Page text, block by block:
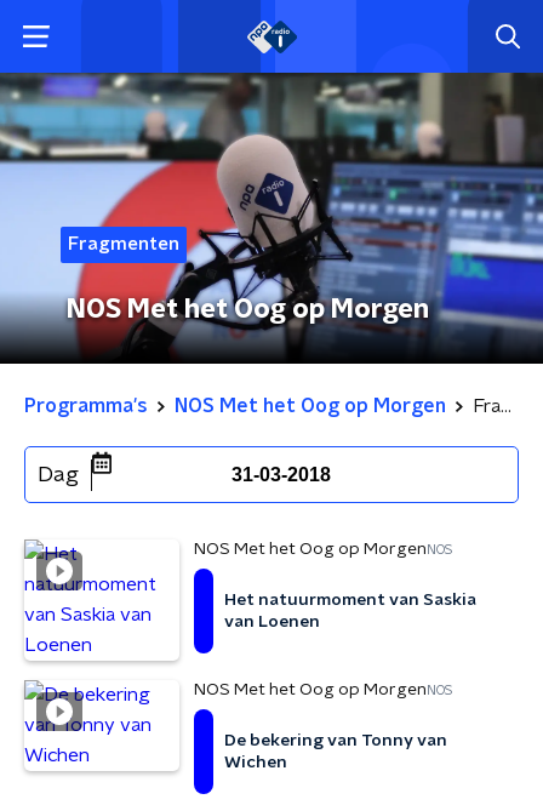
Fragmenten
NOS Met het Oog op Morgen
Programma's NOS Met het Oog op Morgen Fragmenten
Dag 31-03-2018
NOS Met het Oog op Morgen NOS
Het natuurmoment van Saskia
van Loenen
NOS Met het Oog op Morgen NOS
De bekering van Tonny van
Wichen